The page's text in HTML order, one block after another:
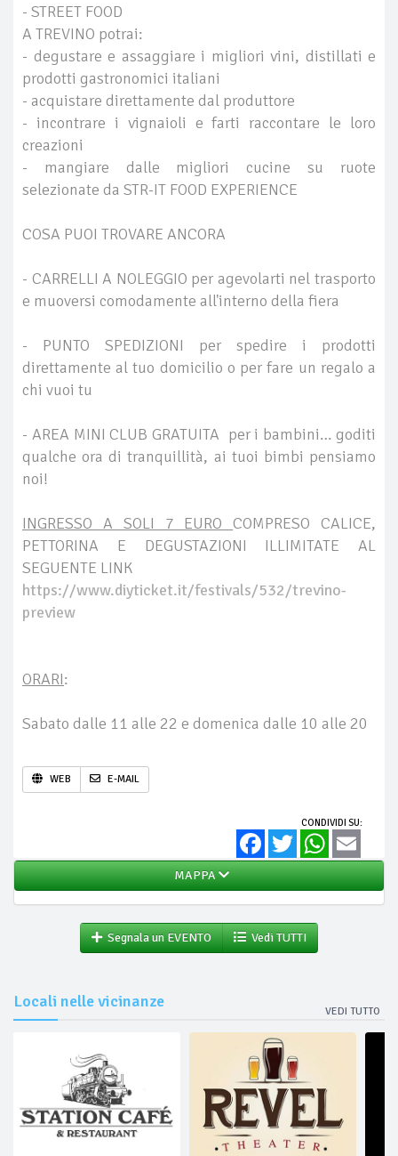
- STREET FOOD
A TREVINO potrai:
- degustare e assaggiare i migliori vini, distillati e
prodotti gastronomici italiani
- acquistare direttamente dal produttore
- incontrare i vignaioli e farti raccontare le loro
creazioni
- mangiare dalle migliori cucine su ruote
selezionate da STR-IT FOOD EXPERIENCE
COSA PUOI TROVARE ANCORA
- CARRELLI A NOLEGGIO per agevolarti nel trasporto
e muoversi comodamente all'interno della fiera
- PUNTO SPEDIZIONI per spedire i prodotti
direttamente al tuo domicilio o per fare un regalo a
chi vuoi tu
- AREA MINI CLUB GRATUITA per i bambini… goditi
qualche ora di tranquillità, ai tuoi bimbi pensiamo
noi!
INGRESSO A SOLI 7 EURO COMPRESO CALICE,
PETTORINA E DEGUSTAZIONI ILLIMITATE AL
SEGUENTE LINK
https://www.diyticket.it/festivals/532/trevino-
preview
ORARI:
Sabato dalle 11 alle 22 e domenica dalle 10 alle 20
WEB E-MAIL
CONDIVIDI SU:
FacebookTwitter WhatsApp
MAPPA
Segnala un EVENTO Vedi TUTTI
Locali nelle vicinanze
VEDI TUTTO